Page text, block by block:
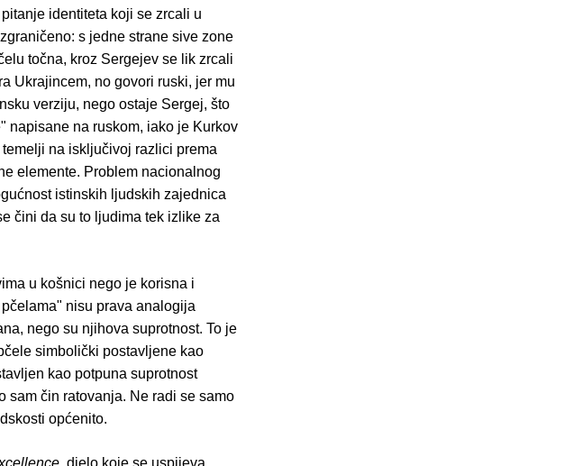
identiteta koji se zrcali u
s jedne strane sive zone
točna, kroz Sergejev se lik zrcali
Ukrajincem, no govori ruski, jer mu
verziju, nego ostaje Sergej, što
napisane na ruskom, iako je Kurkov
na isključivoj razlici prema
elemente. Problem nacionalnog
istinskih ljudskih zajednica
čini da su to ljudima tek izlike za
u košnici nego je korisna i
nisu prava analogija
nego su njihova suprotnost. To je
simbolički postavljene kao
kao potpuna suprotnost
sam čin ratovanja. Ne radi se samo
općenito.
, djelo koje se uspijeva